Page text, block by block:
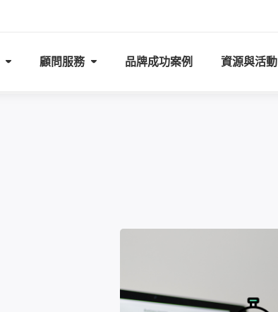
顧問服務 品牌成功案例 資源與活動